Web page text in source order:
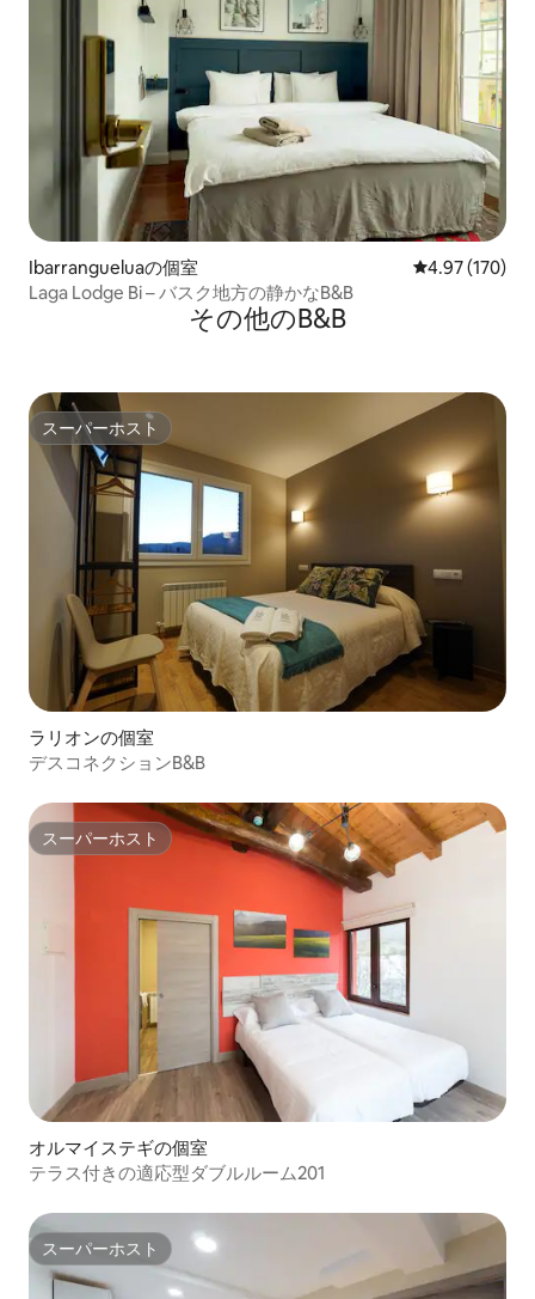
Ibarrangueluaの個室 レビュー170
4.97 (170)
Laga Lodge Bi – バスク地方の静かなB&B
その他のB&B
スーパーホスト
スーパーホスト
ラリオンの個室
デスコネクションB&B
スーパーホスト
スーパーホスト
オルマイステギの個室
テラス付きの適応型ダブルルーム201
スーパーホスト
スーパーホスト